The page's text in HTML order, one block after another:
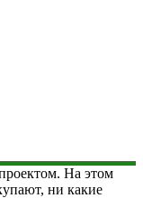
На этом
ни какие